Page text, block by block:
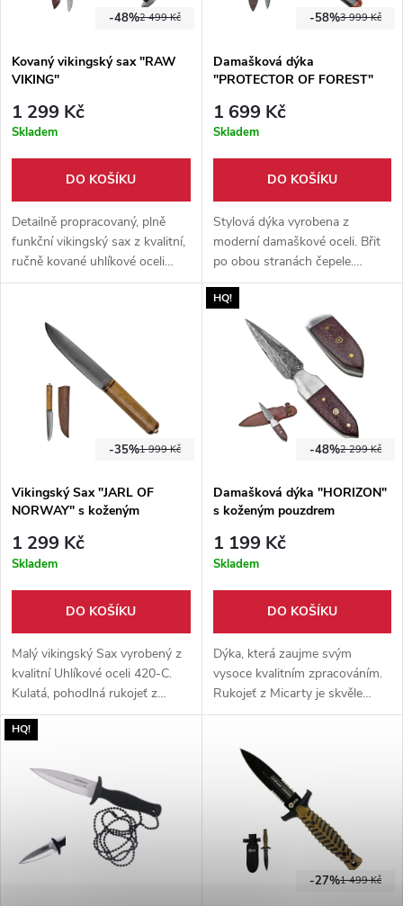
2 499 Kč
-48%
Kovaný vikingský sax "RAW
VIKING"
1 299 Kč
Skladem
DO KOŠÍKU
Detailně propracovaný, plně
funkční vikingský sax z kvalitní,
ručně kované uhlíkové oceli
1095. Součástí nože je i pevné
3 999 Kč
-58%
Damašková dýka
"PROTECTOR OF FOREST"
1 699 Kč
Skladem
DO KOŠÍKU
Stylová dýka vyrobena z
moderní damaškové oceli. Břit
po obou stranách čepele.
Dřevěná rukojeť z lakovaného
dřeva + pevné kožené pouzdro.
1 999 Kč
-35%
Vikingský Sax "JARL OF
NORWAY" s koženým
1 299 Kč
Skladem
DO KOŠÍKU
Malý vikingský Sax vyrobený z
kvalitní Uhlíkové oceli 420-C.
Kulatá, pohodlná rukojeť z
olivového dřeva. Pevné, ručně
šité pouzdro z hovězí kůže
HQ!
2 299 Kč
-48%
Damašková dýka "HORIZON"
s koženým pouzdrem
1 199 Kč
Skladem
DO KOŠÍKU
Dýka, která zaujme svým
vysoce kvalitním zpracováním.
Rukojeť z Micarty je skvěle
ergonomicky zpracovaná.
HQ!
1 499 Kč
-27%